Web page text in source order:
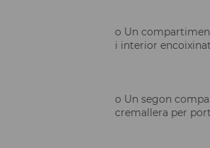
o Un
i interior
o Un segon
cremallera per